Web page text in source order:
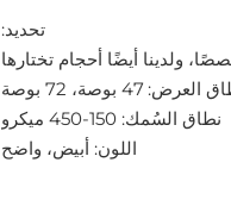
تحديد:
ولدينا أيضًا أحجام تختارها
العرض: 47 بوصة، 72 بوصة
نطاق السُمك: 150-450 ميكرو
اللون: أبيض، واضح